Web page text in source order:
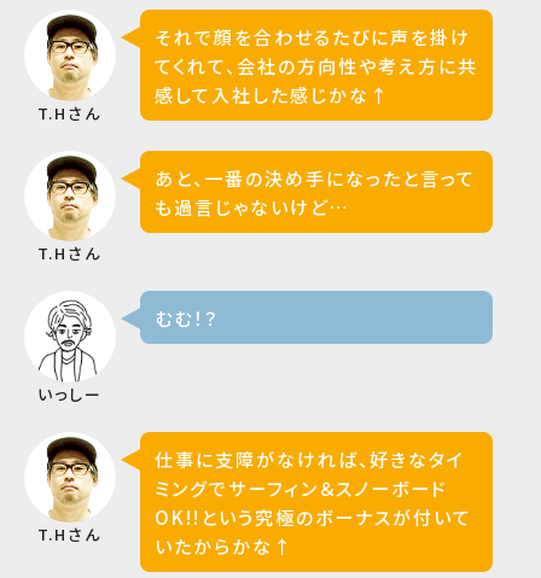
T.Hさん
それで顔を合わせるたびに声を掛け
てくれて、会社の方向性や考え方に共
感して入社した感じかな↑
T.Hさん
あと、一番の決め手になったと言って
も過言じゃないけど…
いっしー
むむ！？
T.Hさん
仕事に支障がなければ、好きなタイ
ミングでサーフィン＆スノーボード
OK!!という究極のボーナスが付いて
いたからかな↑